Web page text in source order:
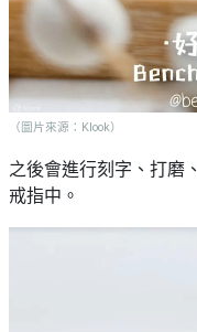
（圖片來源：Klook）
之後會進行刻字、打磨
戒指中。